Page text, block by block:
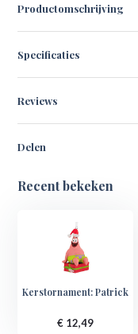
Productomschrijving
Specificaties
Reviews
Delen
Recent bekeken
Kerstornament: Patrick
€ 12,49